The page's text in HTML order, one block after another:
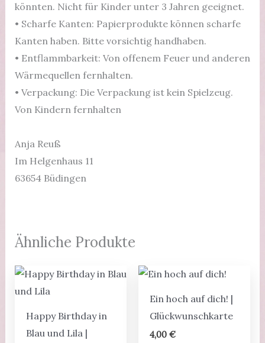
könnten. Nicht für Kinder unter 3 Jahren geeignet.
• Scharfe Kanten: Papierprodukte können scharfe
Kanten haben. Bitte vorsichtig handhaben.
• Entflammbarkeit: Von offenem Feuer und anderen
Wärmequellen fernhalten.
• Verpackung: Die Verpackung ist kein Spielzeug.
Von Kindern fernhalten
Anja Reuß
Im Helgenhaus 11
63654 Büdingen
Ähnliche Produkte
Happy Birthday in
Blau und Lila |
Ein hoch auf dich! |
Glückwunschkarte
4,00€